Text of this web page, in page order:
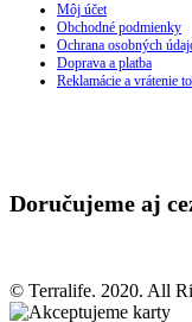
Môj účet
Obchodné podmienky
Ochrana osobných
Doprava a platba
Reklamácie a vrátenie
Doručujeme aj
© Terralife. 2020. All